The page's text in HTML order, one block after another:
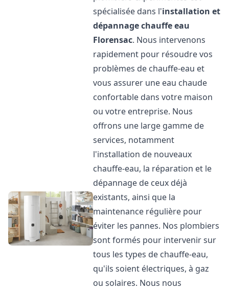
spécialisée dans l'installation et
dépannage chauffe eau
Florensac. Nous intervenons
rapidement pour résoudre vos
problèmes de chauffe-eau et
vous assurer une eau chaude
confortable dans votre maison
ou votre entreprise. Nous
offrons une large gamme de
services, notamment
l'installation de nouveaux
chauffe-eau, la réparation et le
dépannage de ceux déjà
existants, ainsi que la
maintenance régulière pour
éviter les pannes. Nos plombiers
sont formés pour intervenir sur
tous les types de chauffe-eau,
qu'ils soient électriques, à gaz
ou solaires. Nous nous